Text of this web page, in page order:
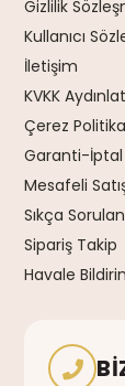
Gizlilik
Kullanıcı
İletişim
KVKK
Çerez
Garanti-İptal
Mesafeli
Sıkça
Sipariş Takip
Havale